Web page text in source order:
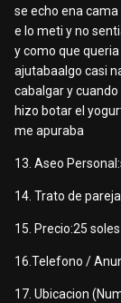
se echo ena
e lo meti y no
y como que
ajutabaalgo casi
cabalgar y
hizo botar el
me apuraba
13. Aseo
14. Trato de
15. Precio:25 soles
16.Telefono /
17. Ubicacion